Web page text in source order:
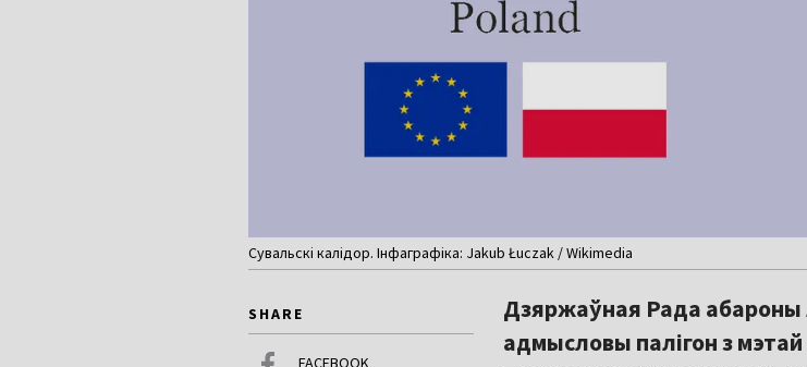
Сувальскі калідор. Інфаграфіка: Jakub Łuczak / Wikimedia
SHARE
FACEBOOK
Дзяржаўная Рада абароны
адмысловы палігон з мэтай